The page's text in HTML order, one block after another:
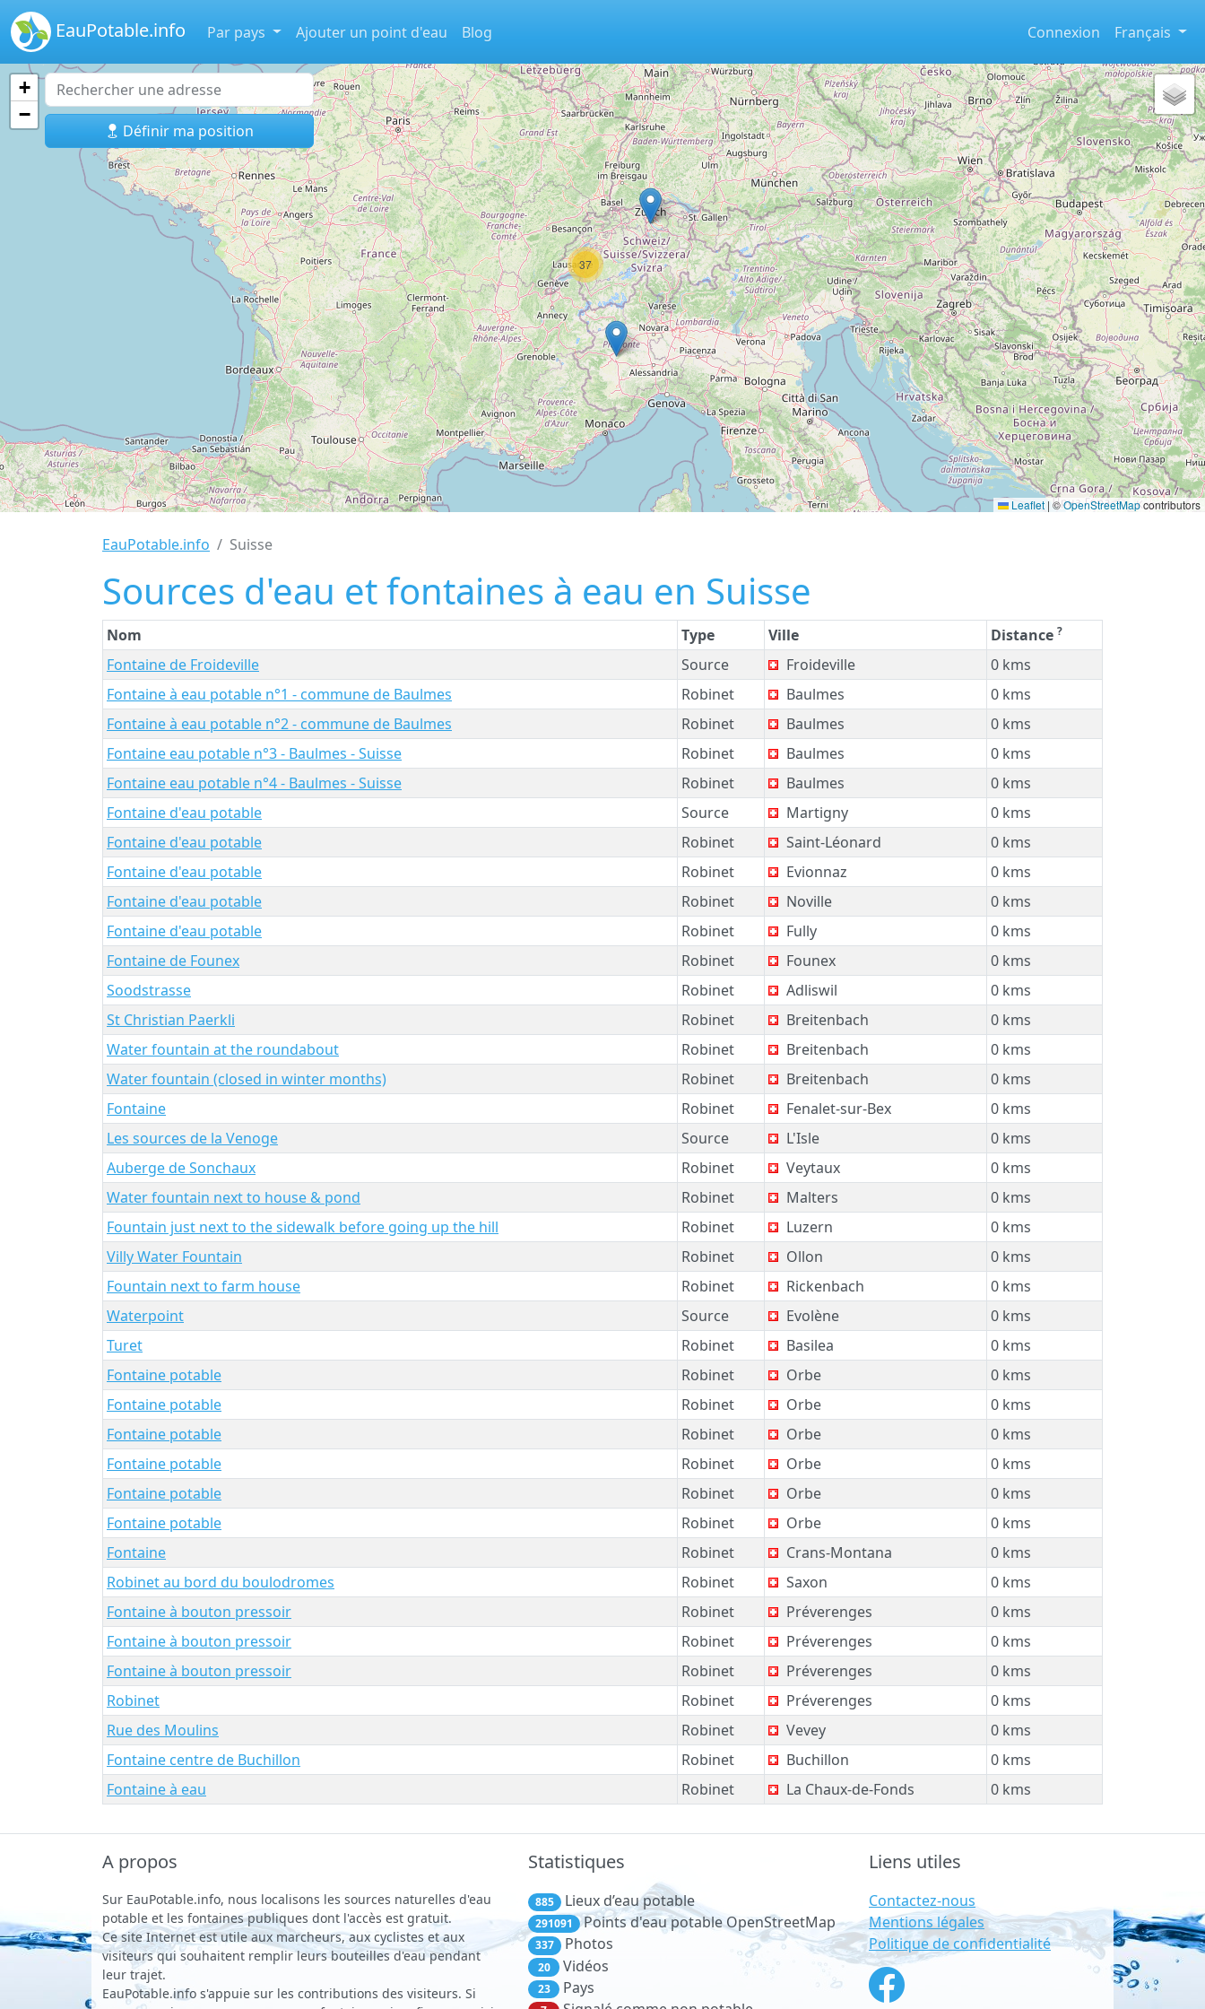
EauPotable.info Par pays Ajouter un point d'eau Blog Connexion Français
Définir ma position
37
+
−
Leaflet | ©OpenStreetMapcontributors
EauPotable.info Suisse
Sources d'eau et fontaines à eau en Suisse
Nom Type Ville Distance ?
Fontaine de Froideville Source Froideville
0 kms
Fontaine à eau potable n°1 - commune de Baulmes
Robinet Baulmes
0 kms
Fontaine à eau potable n°2 - commune de Baulmes
Robinet Baulmes
0 kms
Fontaine eau potable n°3 - Baulmes - Suisse
Robinet Baulmes
0 kms
Fontaine eau potable n°4 - Baulmes - Suisse
Robinet Baulmes
0 kms
Fontaine d'eau potable
Source Martigny
0 kms
Fontaine d'eau potable
Robinet Saint-Léonard
0 kms
Fontaine d'eau potable
Robinet Evionnaz
0 kms
Fontaine d'eau potable
Robinet Noville
0 kms
Fontaine d'eau potable
Robinet Fully
0 kms
Fontaine de Founex
Robinet Founex
0 kms
Soodstrasse
Robinet Adliswil
0 kms
St Christian Paerkli
Robinet Breitenbach
0 kms
Water fountain at the roundabout
Robinet Breitenbach
0 kms
Water fountain (closed in winter months)
Robinet Breitenbach
0 kms
Fontaine
Robinet Fenalet-sur-Bex
0 kms
Les sources de la Venoge
Source L'Isle
0 kms
Auberge de Sonchaux
Robinet Veytaux
0 kms
Water fountain next to house & pond
Robinet Malters
0 kms
Fountain just next to the sidewalk before going up the hill
Robinet Luzern
0 kms
Villy Water Fountain
Robinet Ollon
0 kms
Fountain next to farm house
Robinet Rickenbach
0 kms
Waterpoint
Source Evolène
0 kms
Turet
Robinet Basilea
0 kms
Fontaine potable
Robinet Orbe
0 kms
Fontaine potable
Robinet Orbe
0 kms
Fontaine potable
Robinet Orbe
0 kms
Fontaine potable
Robinet Orbe
0 kms
Fontaine potable
Robinet Orbe
0 kms
Fontaine potable
Robinet Orbe
0 kms
Fontaine
Robinet Crans-Montana
0 kms
Robinet au bord du boulodromes
Robinet Saxon
0 kms
Fontaine à bouton pressoir
Robinet Préverenges
0 kms
Fontaine à bouton pressoir
Robinet Préverenges
0 kms
Fontaine à bouton pressoir
Robinet Préverenges
0 kms
Robinet
Robinet Préverenges
0 kms
Rue des Moulins
Robinet Vevey
0 kms
Fontaine centre de Buchillon
Robinet Buchillon
0 kms
Fontaine à eau
Robinet La Chaux-de-Fonds 0 kms
A propos
Sur EauPotable.info, nous localisons les sources naturelles d'eau
potable et les fontaines publiques dont l'accès est gratuit.
Ce site Internet est utile aux marcheurs, aux cyclistes et aux
visiteurs qui souhaitent remplir leurs bouteilles d'eau pendant
leur trajet.
EauPotable.info s'appuie sur les contributions des visiteurs. Si
Statistiques
885 Lieux d’eau potable
291091 Points d'eau potable OpenStreetMap
337 Photos
20 Vidéos
23 Pays
Liens utiles
Contactez-nous
Mentions légales
Politique de confidentialité